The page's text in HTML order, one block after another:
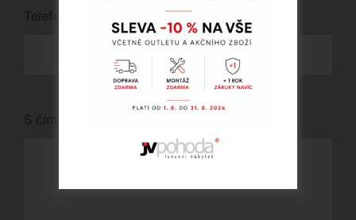
Telefon
S čím vám můžeme pomoci?